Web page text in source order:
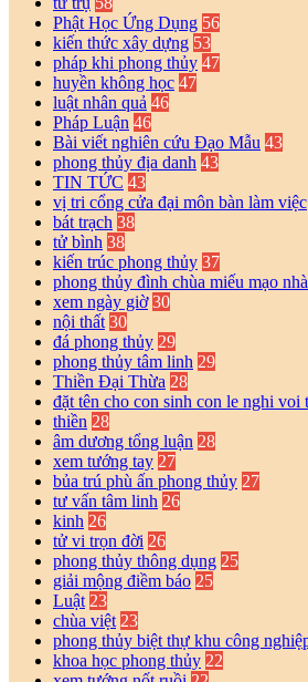
Phật Học Ứng Dụng 56
kiến thức xây dựng 53
pháp khi phong thủy 47
huyền không học 47
luật nhân quả 46
Pháp Luận 46
Bài viết nghiên cứu Đạo Mẫu 43
phong thủy địa danh 43
TIN TỨC 43
vị tri cổng cửa đại môn bàn làm việc
bát trạch 38
tử bình 38
kiến trúc phong thủy 37
phong thủy đình chùa miếu mạo
xem ngày giờ 30
nội thất 30
đá phong thủy 29
phong thủy tâm linh 29
Thiền Đại Thừa 28
đặt tên cho con sinh con le nghi voi
thiền 28
âm dương tổng luận 28
xem tướng tay 27
bủa trú phù ấn phong thủy 27
tư vấn tâm linh 26
kinh 26
tử vi trọn đời 26
phong thủy thông dụng 25
giải mộng điềm báo 25
Luật 23
chùa việt 23
phong thủy biệt thự khu công
khoa học phong thủy 22